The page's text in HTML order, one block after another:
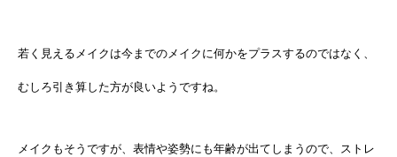
若く見えるメイクは今までのメイクに何かをプラスするのではなく、
むしろ引き算した方が良いようですね。
メイクもそうですが、表情や姿勢にも年齢が出てしまうので、ストレ